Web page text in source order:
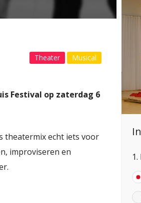
Theater Musical
Festival op zaterdag 6
theatermix echt iets voor
improviseren en